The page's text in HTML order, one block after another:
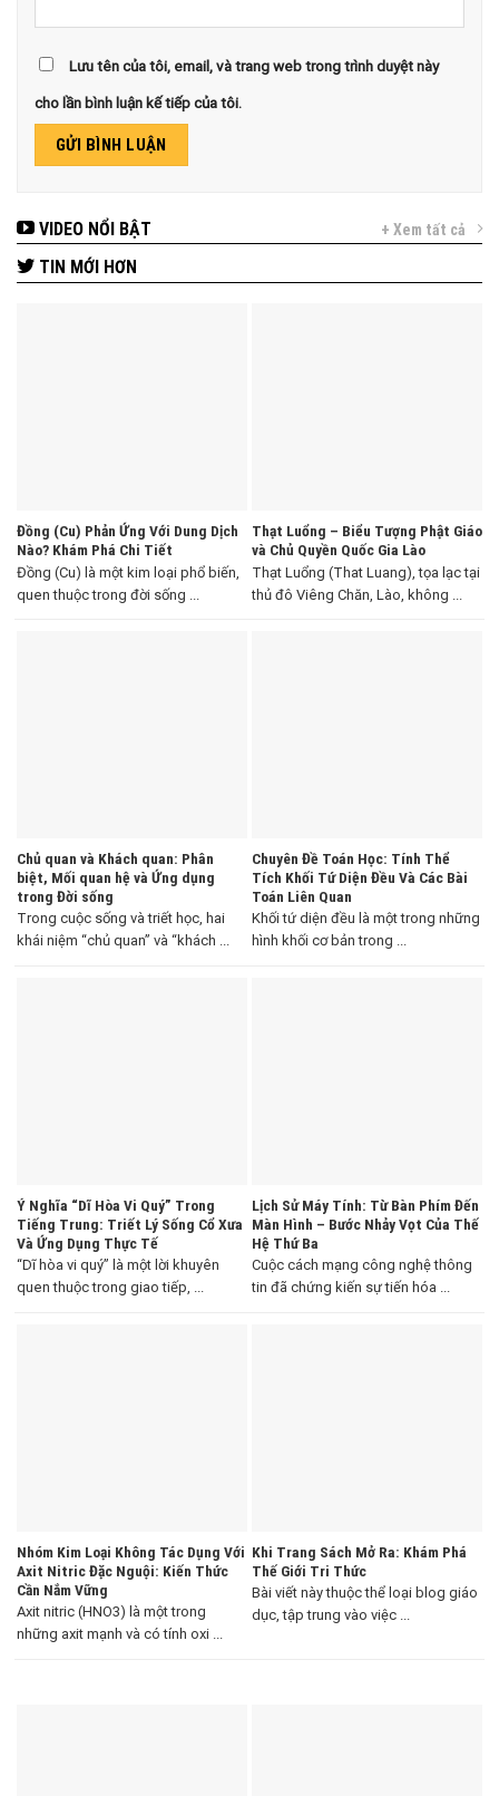
Lưu tên của tôi, email, và trang web trong trình duyệt này
cho lần bình luận kế tiếp của tôi.
VIDEO NỔI BẬT + Xem tất cả
TIN MỚI HƠN
Đồng (Cu) Phản Ứng Với Dung Dịch
Nào? Khám Phá Chi Tiết
Đồng (Cu) là một kim loại phổ biến,
quen thuộc trong đời sống ...
Thạt Luổng – Biểu Tượng Phật Giáo
và Chủ Quyền Quốc Gia Lào
Thạt Luổng (That Luang), tọa lạc tại
thủ đô Viêng Chăn, Lào, không ...
Chủ quan và Khách quan: Phân
biệt, Mối quan hệ và Ứng dụng
trong Đời sống
Trong cuộc sống và triết học, hai
khái niệm “chủ quan” và “khách ...
Chuyên Đề Toán Học: Tính Thể
Tích Khối Tứ Diện Đều Và Các Bài
Toán Liên Quan
Khối tứ diện đều là một trong những
hình khối cơ bản trong ...
Ý Nghĩa “Dĩ Hòa Vi Quý” Trong
Tiếng Trung: Triết Lý Sống Cổ Xưa
Và Ứng Dụng Thực Tế
“Dĩ hòa vi quý” là một lời khuyên
quen thuộc trong giao tiếp, ...
Lịch Sử Máy Tính: Từ Bàn Phím Đến
Màn Hình – Bước Nhảy Vọt Của Thế
Hệ Thứ Ba
Cuộc cách mạng công nghệ thông
tin đã chứng kiến sự tiến hóa ...
Nhóm Kim Loại Không Tác Dụng Với
Axit Nitric Đặc Nguội: Kiến Thức
Cần Nắm Vững
Axit nitric (HNO3) là một trong
những axit mạnh và có tính oxi ...
Khi Trang Sách Mở Ra: Khám Phá
Thế Giới Tri Thức
Bài viết này thuộc thể loại blog giáo
dục, tập trung vào việc ...